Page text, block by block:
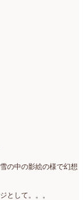
の中の影絵の様で幻想
して。。。